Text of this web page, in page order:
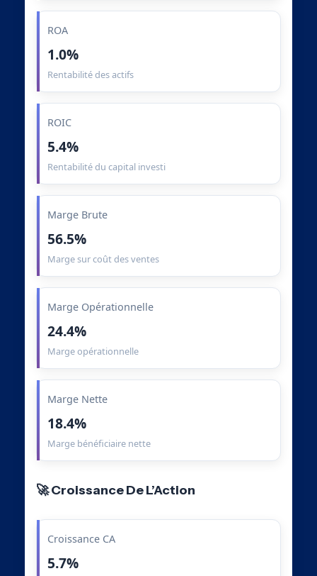
ROA
1.0%
Rentabilité des actifs
ROIC
5.4%
Rentabilité du capital investi
Marge Brute
56.5%
Marge sur coût des ventes
Marge Opérationnelle
24.4%
Marge opérationnelle
Marge Nette
18.4%
Marge bénéficiaire nette
🚀 Croissance De L’Action
Croissance CA
5.7%